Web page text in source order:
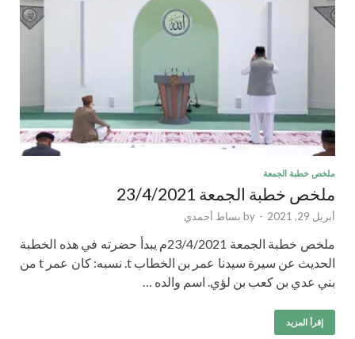
ملخص خطبة الجمعة
ملخص خطبة الجمعة 23/4/2021
أبريل 29, 2021 -
by بساط أحمدي
ملخص خطبة الجمعة 23/4/2021م يبدأ حضرته في هذه الخطبة
الحديث عن سيرة سيدنا عمر بن الخطاب t. نسبه: كان عمر t من
بني عدي بن كعب بن لؤي. اسم والده …
إقرأ المزيد